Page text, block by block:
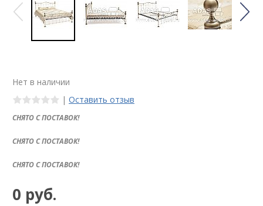
Нет в наличии
| Оставить отзыв
СНЯТО С ПОСТАВОК!
СНЯТО С ПОСТАВОК!
СНЯТО С ПОСТАВОК!
0 руб.